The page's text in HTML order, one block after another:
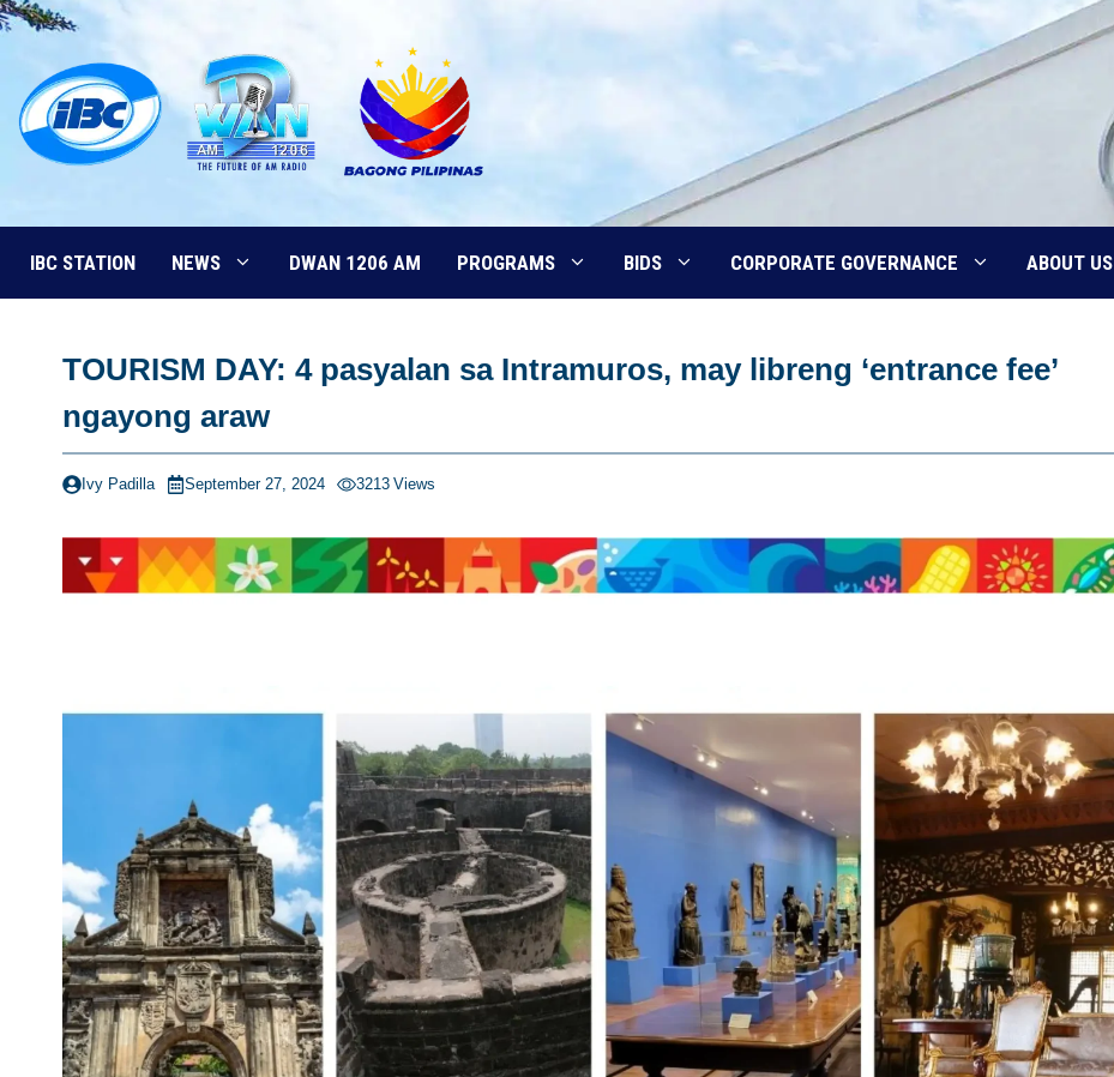
Skip
content
IBC STATION NEWS DWAN 1206 AM PROGRAMS BIDS CORPORATE GOVERNANCE ABOUT US
TOURISM DAY: 4 pasyalan sa Intramuros, may libreng ‘entrance fee’
ngayong araw
Ivy Padilla September 27, 2024 3213 Views